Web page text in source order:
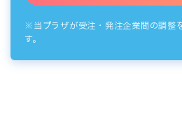
※当プラザが受注・発注企業間の調整
す。